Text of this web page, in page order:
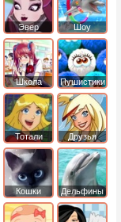
Эвер
Афтер Хай
Шоу
дельфинов
Школа Пушистики
Тотали
Спайс
Друзья
ангелов
Кошки Дельфины